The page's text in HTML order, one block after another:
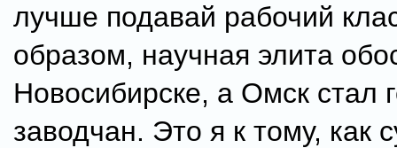
лучше подавай рабочий
образом, научная элита
Новосибирске, а Омск стал
заводчан. Это я к тому, как